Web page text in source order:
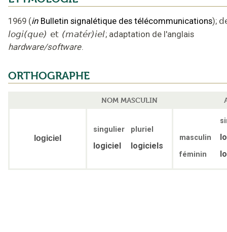
1969 (in Bulletin signalétique des télécommunications);
logi(que) et (matér)iel; adaptation de l'anglais
hardware/software.
ORTHOGRAPHE
NOM MASCULIN
logiciel
singulier pluriel
logiciel logiciels
masculin
féminin